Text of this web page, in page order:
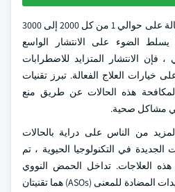
في الاتحاد الأوروبي ، تؤثر الحالة على حوالي 1 من كل 2000 إلى 3000
الضوء على الانتشار الواسع
، فإن الانتشار المتزايد للاضطرابات
خيارات العلاج الفعالة. تبرز تقنيات
هذه الحالات عن طريق منع
مشاكل صحية.
من الناس على دراية بالحالات
الجديدة في التكنولوجيا الحيوية ، تم
العلاجات. تداخل الحمض النووي
الريبي (RNAi) وقليل النوكليوتيدات المضادة للمعنى (ASOs) هما تقنيتان